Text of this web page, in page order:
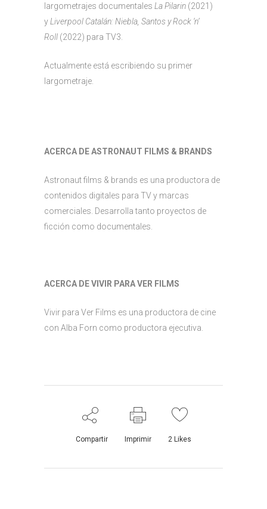
largometrajes documentales La Pilarin (2021)
yLiverpool Catalán: Niebla, Santos y Rock ‘n’
Roll (2022) para TV3.
Actualmente está escribiendo su primer
largometraje.
ACERCA DE ASTRONAUT FILMS & BRANDS
Astronaut films & brands es una productora de
contenidos digitales para TV y marcas
comerciales. Desarrolla tanto proyectos de
ficción como documentales.
ACERCA DE VIVIR PARA VER FILMS
Vivir para Ver Films es una productora de cine
con Alba Forn como productora ejecutiva.
Compartir Imprimir 2 Likes